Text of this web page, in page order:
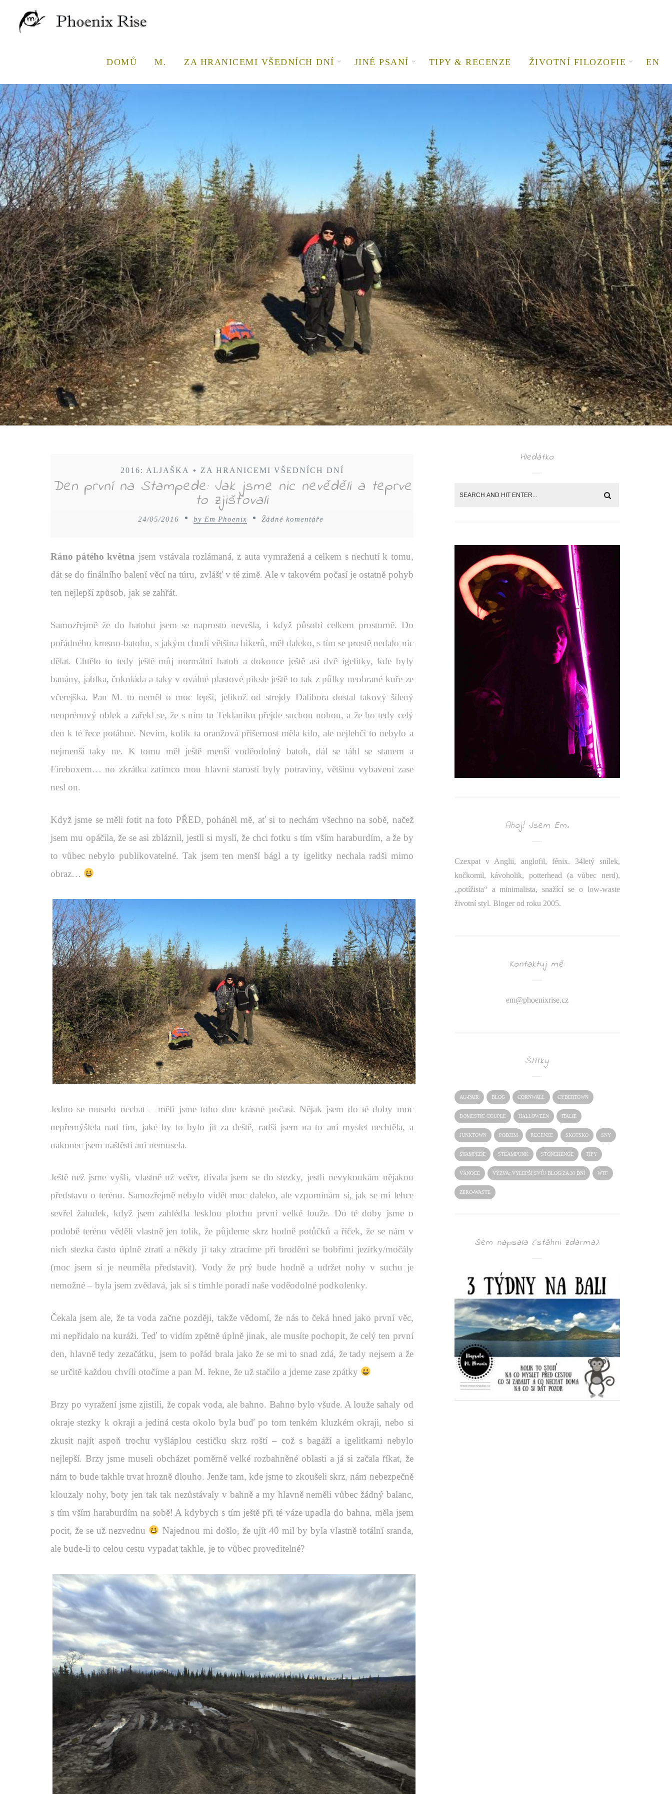
DOMŮ M. ZA HRANICEMI VŠEDNÍCH DNÍ JINÉ PSANÍ TIPY & RECENZE ŽIVOTNÍ FILOZOFIE EN
2016: ALJAŠKA • ZA HRANICEMI VŠEDNÍCH DNÍ
Den první na Stampede: Jak jsme nic nevěděli a teprve
to zjišťovali
24/05/2016 by Em Phoenix Žádné komentáře
Ráno pátého května jsem vstávala rozlámaná, z auta vymražená a celkem s nechutí k tomu,
dát se do finálního balení věcí na túru, zvlášť v té zimě. Ale v takovém počasí je ostatně pohyb
ten nejlepší způsob, jak se zahřát.
Samozřejmě že do batohu jsem se naprosto nevešla, i když působí celkem prostorně. Do
pořádného krosno-batohu, s jakým chodí většina hikerů, měl daleko, s tím se prostě nedalo nic
dělat. Chtělo to tedy ještě můj normální batoh a dokonce ještě asi dvě igelitky, kde byly
banány, jablka, čokoláda a taky v oválné plastové piksle ještě to tak z půlky neobrané kuře ze
včerejška. Pan M. to neměl o moc lepší, jelikož od strejdy Dalibora dostal takový šílený
neoprénový oblek a zařekl se, že s ním tu Teklaniku přejde suchou nohou, a že ho tedy celý
den k té řece potáhne. Nevím, kolik ta oranžová příšernost měla kilo, ale nejlehčí to nebylo a
nejmenší taky ne. K tomu měl ještě menší voděodolný batoh, dál se táhl se stanem a
Fireboxem… no zkrátka zatímco mou hlavní starostí byly potraviny, většinu vybavení zase
nesl on.
Když jsme se měli fotit na foto PŘED, poháněl mě, ať si to nechám všechno na sobě, načež
jsem mu opáčila, že se asi zbláznil, jestli si myslí, že chci fotku s tím vším haraburdím, a že by
to vůbec nebylo publikovatelné. Tak jsem ten menší bágl a ty igelitky nechala radši mimo
obraz…
Jedno se muselo nechat – měli jsme toho dne krásné počasí. Nějak jsem do té doby moc
nepřemýšlela nad tím, jaké by to bylo jít za deště, radši jsem na to ani myslet nechtěla, a
nakonec jsem naštěstí ani nemusela.
Ještě než jsme vyšli, vlastně už večer, dívala jsem se do stezky, jestli nevykoukám nějakou
představu o terénu. Samozřejmě nebylo vidět moc daleko, ale vzpomínám si, jak se mi lehce
sevřel žaludek, když jsem zahlédla lesklou plochu první velké louže. Do té doby jsme o
podobě terénu věděli vlastně jen tolik, že půjdeme skrz hodně potůčků a říček, že se nám v
nich stezka často úplně ztratí a někdy ji taky ztracíme při brodění se bobřími jezírky/močály
(moc jsem si je neuměla představit). Vody že prý bude hodně a udržet nohy v suchu je
nemožné – byla jsem zvědavá, jak si s tímhle poradí naše voděodolné podkolenky.
Čekala jsem ale, že ta voda začne později, takže vědomí, že nás to čeká hned jako první věc,
mi nepřidalo na kuráži. Teď to vidím zpětně úplně jinak, ale musíte pochopit, že celý ten první
den, hlavně tedy zezačátku, jsem to pořád brala jako že se mi to snad zdá, že tady nejsem a že
se určitě každou chvíli otočíme a pan M. řekne, že už stačilo a jdeme zase zpátky
Brzy po vyražení jsme zjistili, že copak voda, ale bahno. Bahno bylo všude. A louže sahaly od
okraje stezky k okraji a jediná cesta okolo byla buď po tom tenkém kluzkém okraji, nebo si
zkusit najít aspoň trochu vyšláplou cestičku skrz roští – což s bagáží a igelitkami nebylo
nejlepší. Brzy jsme museli obcházet poměrně velké rozbahněné oblasti a já si začala říkat, že
nám to bude takhle trvat hrozně dlouho. Jenže tam, kde jsme to zkoušeli skrz, nám nebezpečně
klouzaly nohy, boty jen tak tak nezůstávaly v bahně a my hlavně neměli vůbec žádný balanc,
s tím vším haraburdím na sobě! A kdybych s tím ještě při té váze upadla do bahna, měla jsem
pocit, že se už nezvednu
Najednou mi došlo, že ujít 40 mil by byla vlastně totální sranda,
ale bude-li to celou cestu vypadat takhle, je to vůbec proveditelné?
Hledátko
Ahoj! Jsem Em.
Czexpat v Anglii, anglofil, fénix. 34letý snílek,
kočkomil, kávoholik, potterhead (a vůbec nerd),
„potížista“ a minimalista, snažící se o low-waste
životní styl. Bloger od roku 2005.
Kontaktuj mě:
em@phoenixrise.cz
Štítky
AU-PAIR BLOG CORNWALL CYBERTOWN
DOMESTIC COUPLE HALLOWEEN ITALIE
JUNKTOWN PODZIM RECENZE SKOTSKO SNY
STAMPEDE STEAMPUNK STONEHENGE TIPY
VÁNOCE VÝZVA: VYLEPŠI SVŮJ BLOG ZA 30 DNÍ WTF
ZERO-WASTE
Sem napsala (stáhni zdarma):